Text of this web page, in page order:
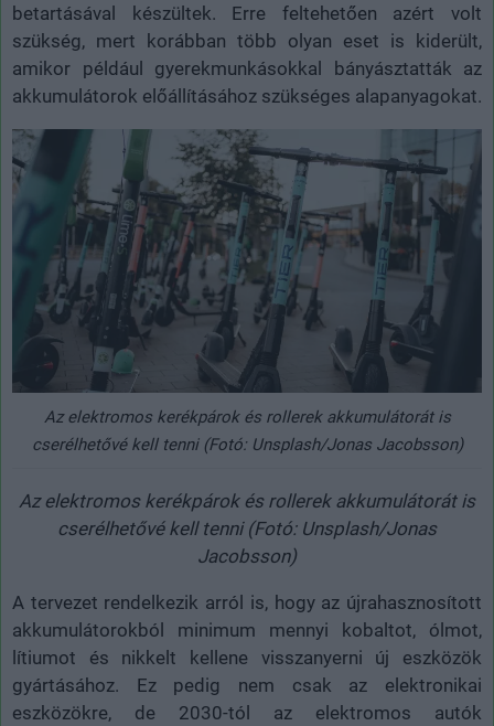
betartásával készültek. Erre feltehetően azért volt
szükség, mert korábban több olyan eset is kiderült,
amikor például gyerekmunkásokkal bányásztatták az
akkumulátorok előállításához szükséges alapanyagokat.
Az elektromos kerékpárok és rollerek akkumulátorát is
cserélhetővé kell tenni (Fotó: Unsplash/Jonas Jacobsson)
Az elektromos kerékpárok és rollerek akkumulátorát is
cserélhetővé kell tenni (Fotó: Unsplash/Jonas
Jacobsson)
A tervezet rendelkezik arról is, hogy az újrahasznosított
akkumulátorokból minimum mennyi kobaltot, ólmot,
lítiumot és nikkelt kellene visszanyerni új eszközök
gyártásához. Ez pedig nem csak az elektronikai
eszközökre, de 2030-tól az elektromos autók